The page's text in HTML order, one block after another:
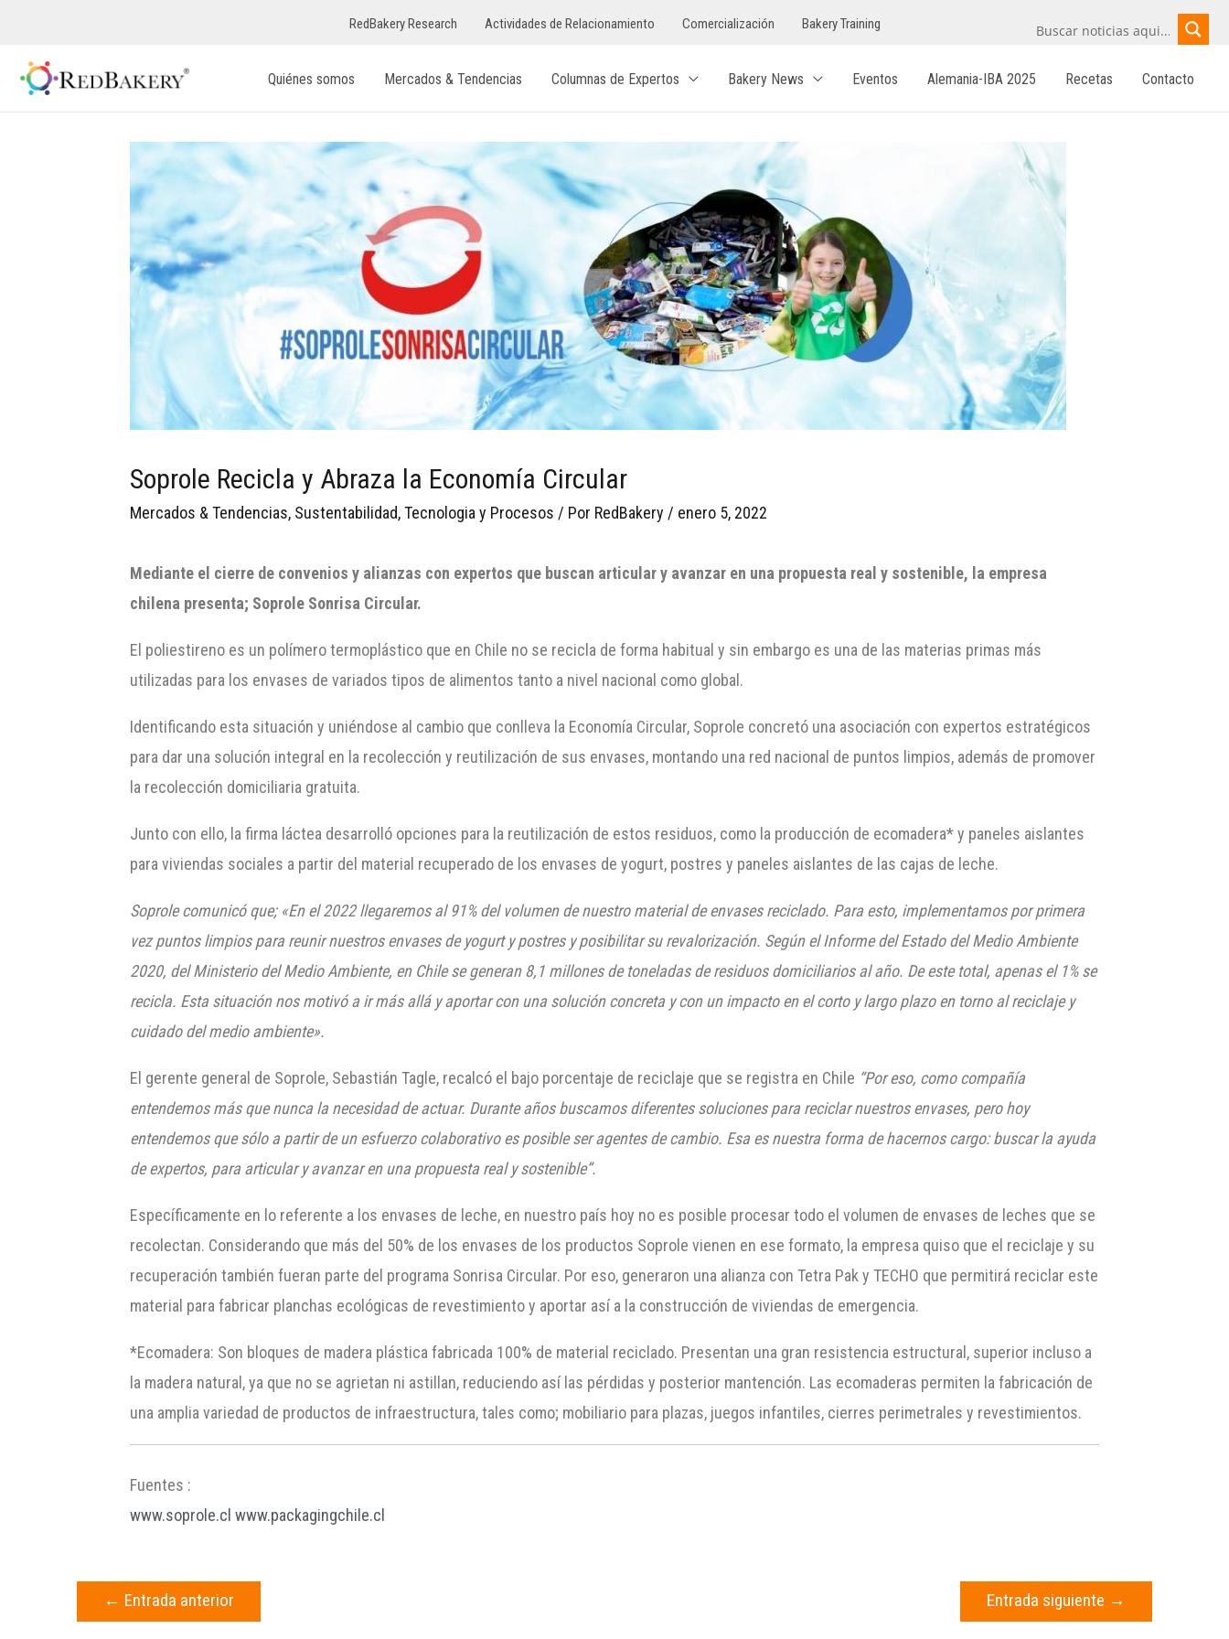
RedBakery Research Actividades de Relacionamiento Comercialización Bakery Training
Quiénes somos Mercados & Tendencias Columnas de Expertos Bakery News Eventos Alemania-IBA 2025 Recetas Contacto
Soprole Recicla y Abraza la Economía Circular
Mercados & Tendencias, Sustentabilidad,Tecnologia y Procesos / Por RedBakery / enero 5, 2022
Mediante el cierre de convenios y alianzas con expertos que buscan articular y avanzar en una propuesta real y sostenible, la empresa
chilena presenta; Soprole Sonrisa Circular.
El poliestireno es un polímero termoplástico que en Chile no se recicla de forma habitual y sin embargo es una de las materias primas más
utilizadas para los envases de variados tipos de alimentos tanto a nivel nacional como global.
Identificando esta situación y uniéndose al cambio que conlleva la Economía Circular, Soprole concretó una asociación con expertos estratégicos
para dar una solución integral en la recolección y reutilización de sus envases, montando una red nacional de puntos limpios, además de promover
la recolección domiciliaria gratuita.
Junto con ello, la firma láctea desarrolló opciones para la reutilización de estos residuos, como la producción de ecomadera* y paneles aislantes
para viviendas sociales a partir del material recuperado de los envases de yogurt, postres y paneles aislantes de las cajas de leche.
Soprole comunicó que; «En el 2022 llegaremos al 91% del volumen de nuestro material de envases reciclado. Para esto, implementamos por primera
vez puntos limpios para reunir nuestros envases de yogurt y postres y posibilitar su revalorización. Según el Informe del Estado del Medio Ambiente
2020, del Ministerio del Medio Ambiente, en Chile se generan 8,1 millones de toneladas de residuos domiciliarios al año. De este total, apenas el 1% se
recicla. Esta situación nos motivó a ir más allá y aportar con una solución concreta y con un impacto en el corto y largo plazo en torno al reciclaje y
cuidado del medio ambiente».
El gerente general de Soprole, Sebastián Tagle, recalcó el bajo porcentaje de reciclaje que se registra en Chile “Por eso, como compañía
entendemos más que nunca la necesidad de actuar. Durante años buscamos diferentes soluciones para reciclar nuestros envases, pero hoy
entendemos que sólo a partir de un esfuerzo colaborativo es posible ser agentes de cambio. Esa es nuestra forma de hacernos cargo: buscar la ayuda
de expertos, para articular y avanzar en una propuesta real y sostenible”.
Específicamente en lo referente a los envases de leche, en nuestro país hoy no es posible procesar todo el volumen de envases de leches que se
recolectan. Considerando que más del 50% de los envases de los productos Soprole vienen en ese formato, la empresa quiso que el reciclaje y su
recuperación también fueran parte del programa Sonrisa Circular. Por eso, generaron una alianza con Tetra Pak y TECHO que permitirá reciclar este
material para fabricar planchas ecológicas de revestimiento y aportar así a la construcción de viviendas de emergencia.
*Ecomadera: Son bloques de madera plástica fabricada 100% de material reciclado. Presentan una gran resistencia estructural, superior incluso a
la madera natural, ya que no se agrietan ni astillan, reduciendo así las pérdidas y posterior mantención. Las ecomaderas permiten la fabricación de
una amplia variedad de productos de infraestructura, tales como; mobiliario para plazas, juegos infantiles, cierres perimetrales y revestimientos.
Fuentes :
www.soprole.cl www.packagingchile.cl
← Entrada anterior Entrada siguiente →